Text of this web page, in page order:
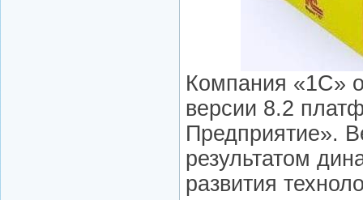
Компания «1С»
версии 8.2
Предприятие».
результатом
развития